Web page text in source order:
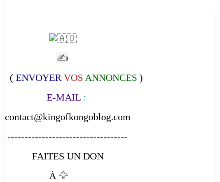
✍
( ENVOYER VOS ANNONCES )
E-MAIL :
contact@kingofkongoblog.com
-----------------------------------
FAITES UN DON
À 🦅